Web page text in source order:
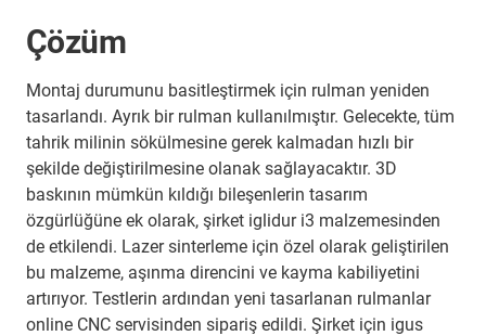
Çözüm
Montaj durumunu basitleştirmek için rulman yeniden
tasarlandı. Ayrık bir rulman kullanılmıştır. Gelecekte, tüm
tahrik milinin sökülmesine gerek kalmadan hızlı bir
şekilde değiştirilmesine olanak sağlayacaktır. 3D
baskının mümkün kıldığı bileşenlerin tasarım
özgürlüğüne ek olarak, şirket iglidur i3 malzemesinden
de etkilendi. Lazer sinterleme için özel olarak geliştirilen
bu malzeme, aşınma direncini ve kayma kabiliyetini
artırıyor. Testlerin ardından yeni tasarlanan rulmanlar
online CNC servisinden sipariş edildi. Şirket için igus